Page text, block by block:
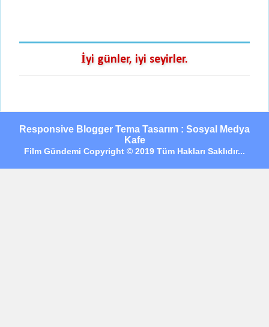
İyi günler, iyi seyirler.
Responsive Blogger Tema Tasarım : Sosyal Medya
Kafe
Film Gündemi Copyright © 2019 Tüm Hakları Saklıdır...